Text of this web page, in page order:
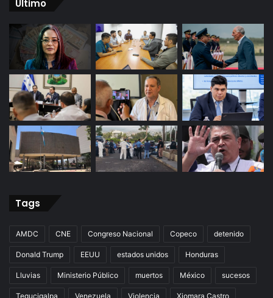
Ultimo
Tags
AMDC CNE Congreso Nacional Copeco detenido
Donald Trump EEUU estados unidos Honduras
Lluvias Ministerio Público muertos México sucesos
Tegucigalpa Venezuela Violencia Xiomara Castro